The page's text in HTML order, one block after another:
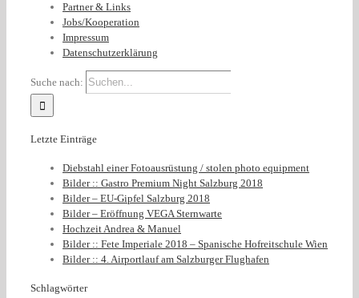
Partner & Links
Jobs/Kooperation
Impressum
Datenschutzerklärung
Suche nach:
Letzte Einträge
Diebstahl einer Fotoausrüstung / stolen photo equipment
Bilder :: Gastro Premium Night Salzburg 2018
Bilder – EU-Gipfel Salzburg 2018
Bilder – Eröffnung VEGA Sternwarte
Hochzeit Andrea & Manuel
Bilder :: Fete Imperiale 2018 – Spanische Hofreitschule Wien
Bilder :: 4. Airportlauf am Salzburger Flughafen
Schlagwörter